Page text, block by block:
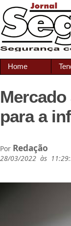
Home
Mercado
para a
Por Redação
28/03/2022 às